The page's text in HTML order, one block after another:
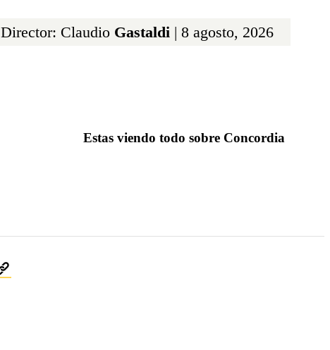
Director: Claudio Gastaldi | 8 agosto, 2026
Estas viendo todo sobre Concordia